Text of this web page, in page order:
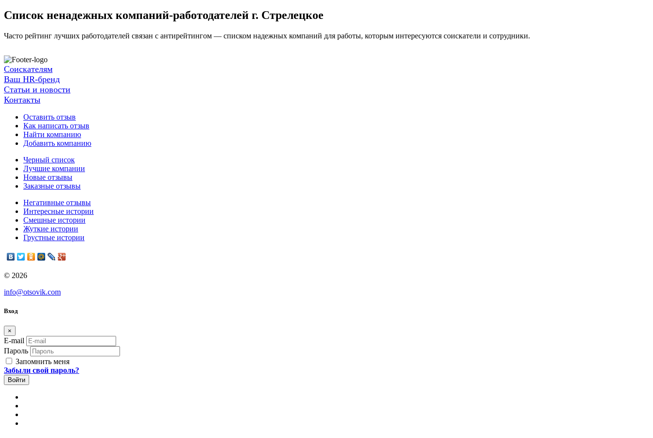
Список ненадежных компаний-работодателей г. Стрелецкое
Часто рейтинг лучших работодателей связан с антирейтингом — списком надежных компаний для работы, которым интересуются соискатели и сотрудники.
Соискателям
Ваш HR-бренд
Статьи и новости
Контакты
Оставить отзыв
Как написать отзыв
Найти компанию
Добавить компанию
Черный список
Лучшие компании
Новые отзывы
Заказные отзывы
Негативные отзывы
Интересные истории
Смешные истории
Жуткие истории
Грустные истории
© 2026
info@otsovik.com
Вход
×
E-mail
Пароль
Запомнить меня
Забыли свой пароль?